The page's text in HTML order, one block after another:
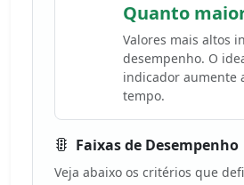
Quanto
Valores mais altos
desempenho. O
indicador aumente
tempo.
Faixas de Desempenho
Veja abaixo os critérios que